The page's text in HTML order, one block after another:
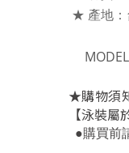
★ 產地：
MODEL
★購物須
【泳裝
●購買前